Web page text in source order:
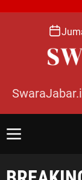
o
M
u